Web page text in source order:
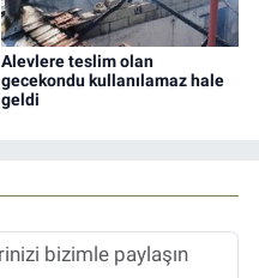
Alevlere teslim olan
gecekondu kullanılamaz hale
geldi